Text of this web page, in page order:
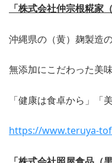
「株式会社仲宗根糀家
沖縄県の（黄）麹製造
無添加にこだわった美
「健康は食卓から」「
https://www.teruya-